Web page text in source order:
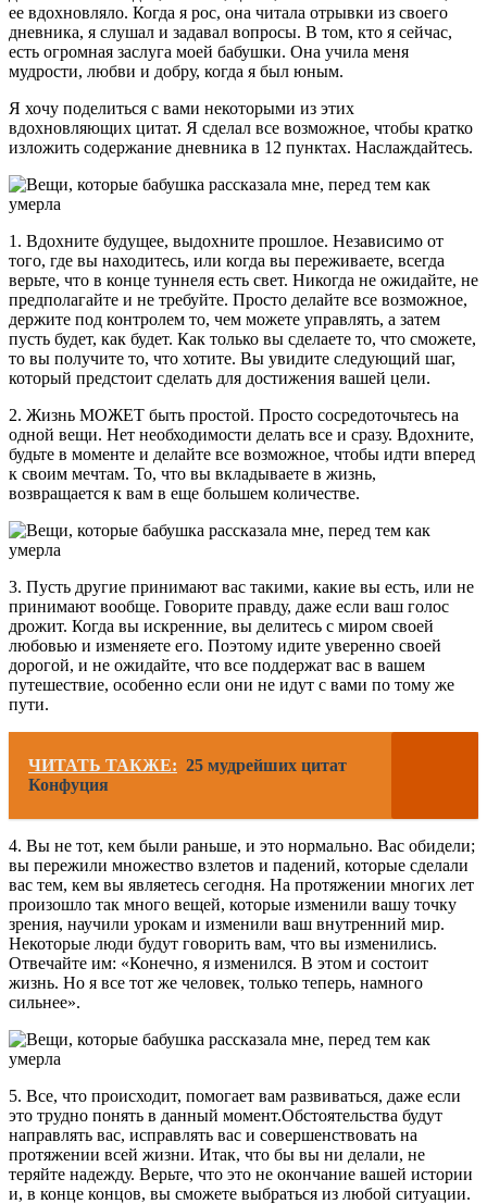
ее вдохновляло. Когда я рос, она читала отрывки из своего
дневника, я слушал и задавал вопросы. В том, кто я сейчас,
есть огромная заслуга моей бабушки. Она учила меня
мудрости, любви и добру, когда я был юным.
Я хочу поделиться с вами некоторыми из этих
вдохновляющих цитат. Я сделал все возможное, чтобы кратко
изложить содержание дневника в 12 пунктах. Наслаждайтесь.
1. Вдохните будущее, выдохните прошлое. Независимо от
того, где вы находитесь, или когда вы переживаете, всегда
верьте, что в конце туннеля есть свет. Никогда не ожидайте, не
предполагайте и не требуйте. Просто делайте все возможное,
держите под контролем то, чем можете управлять, а затем
пусть будет, как будет. Как только вы сделаете то, что сможете,
то вы получите то, что хотите. Вы увидите следующий шаг,
который предстоит сделать для достижения вашей цели.
2. Жизнь МОЖЕТ быть простой. Просто сосредоточьтесь на
одной вещи. Нет необходимости делать все и сразу. Вдохните,
будьте в моменте и делайте все возможное, чтобы идти вперед
к своим мечтам. То, что вы вкладываете в жизнь,
возвращается к вам в еще большем количестве.
3. Пусть другие принимают вас такими, какие вы есть, или не
принимают вообще. Говорите правду, даже если ваш голос
дрожит. Когда вы искренние, вы делитесь с миром своей
любовью и изменяете его. Поэтому идите уверенно своей
дорогой, и не ожидайте, что все поддержат вас в вашем
путешествие, особенно если они не идут с вами по тому же
пути.
ЧИТАТЬ ТАКЖЕ: 25 мудрейших цитат
Конфуция
4. Вы не тот, кем были раньше, и это нормально. Вас обидели;
вы пережили множество взлетов и падений, которые сделали
вас тем, кем вы являетесь сегодня. На протяжении многих лет
произошло так много вещей, которые изменили вашу точку
зрения, научили урокам и изменили ваш внутренний мир.
Некоторые люди будут говорить вам, что вы изменились.
Отвечайте им: «Конечно, я изменился. В этом и состоит
жизнь. Но я все тот же человек, только теперь, намного
сильнее».
5. Все, что происходит, помогает вам развиваться, даже если
это трудно понять в данный момент.Обстоятельства будут
направлять вас, исправлять вас и совершенствовать на
протяжении всей жизни. Итак, что бы вы ни делали, не
теряйте надежду. Верьте, что это не окончание вашей истории
и, в конце концов, вы сможете выбраться из любой ситуации.